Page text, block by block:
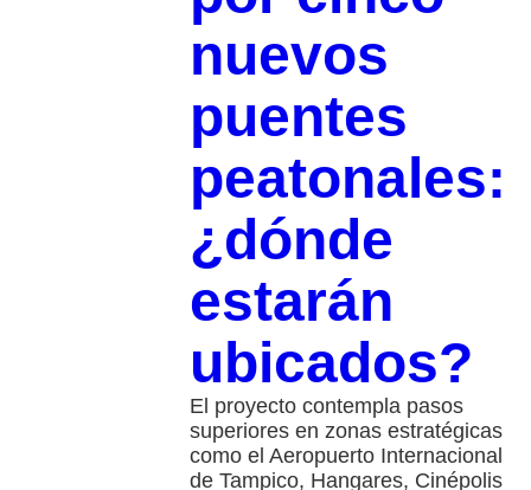
nuevos
puentes
peatonales:
¿dónde
estarán
ubicados?
El proyecto contempla pasos
superiores en zonas estratégicas
como el Aeropuerto Internacional
de Tampico, Hangares, Cinépolis